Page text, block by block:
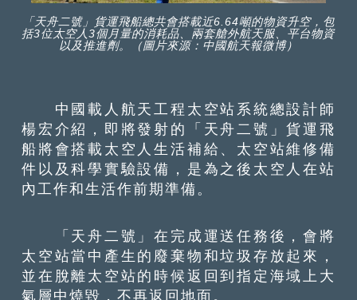
「天舟二號」貨運飛船總共會搭載近6.64噸的物資升空，包
括3位太空人3個月量的消耗品、兩套艙外航天服、平台物資
以及推進劑。（圖片來源：中國航天報微博）
中國載人航天工程太空站系統總設計師
楊宏介紹，即將發射的「天舟二號」貨運飛
船將會搭載太空人生活補給、太空站維修備
件以及科學實驗設備，是為之後太空人在站
內工作和生活作前期準備。
「天舟二號」在完成運送任務後，會將
太空站當中產生的廢棄物和垃圾存放起來，
並在脫離太空站的時候返回到指定海域上大
氣層中燒毀，不再返回地面。